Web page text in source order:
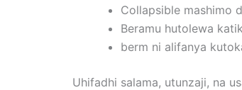
Collapsible mashimo
Beramu hutolewa
berm ni alifanya
Uhifadhi salama, utunzaji, na